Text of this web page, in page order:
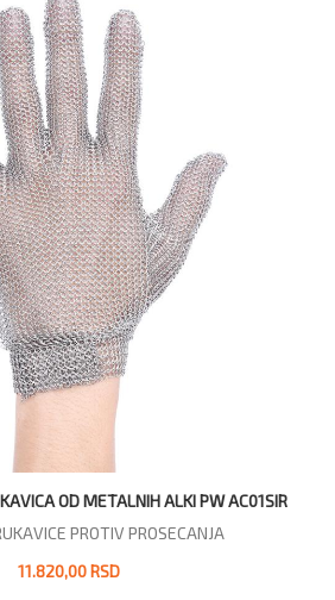
OD METALNIH ALKI PW AC01SIR
PROTIV PROSECANJA
11.820,00 RSD